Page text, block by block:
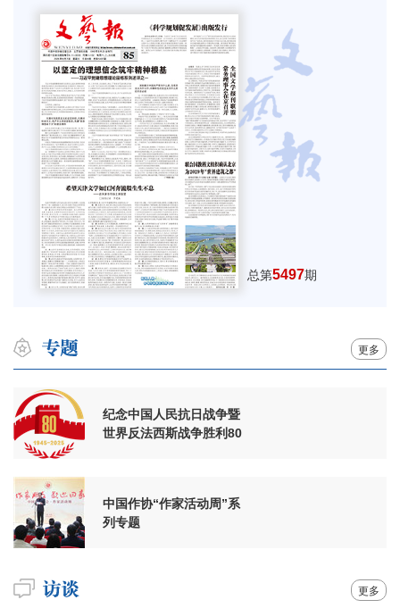
总第5497期
更多
纪念中国人民抗日战争暨
世界反法西斯战争胜利80
中国作协“作家活动周”系
列专题
更多